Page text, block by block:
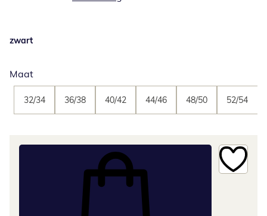
zwart
Maat
32/34 36/38 40/42 44/46 48/50 52/54